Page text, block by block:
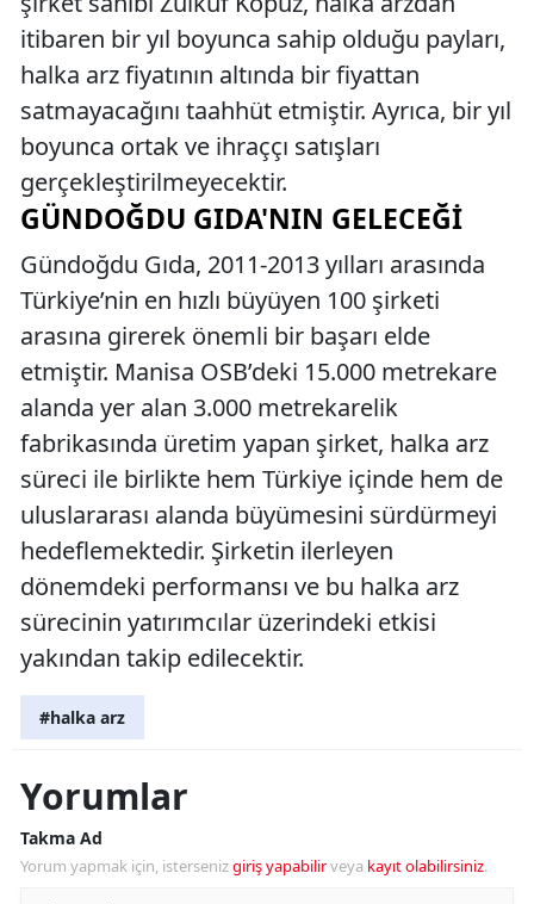
itibaren bir yıl boyunca sahip olduğu payları,
halka arz fiyatının altında bir fiyattan
satmayacağını taahhüt etmiştir. Ayrıca, bir yıl
boyunca ortak ve ihraççı satışları
gerçekleştirilmeyecektir.
GÜNDOĞDU GIDA'NIN GELECEĞI
Gündoğdu Gıda, 2011-2013 yılları arasında
Türkiye’nin en hızlı büyüyen 100 şirketi
arasına girerek önemli bir başarı elde
etmiştir. Manisa OSB’deki 15.000 metrekare
alanda yer alan 3.000 metrekarelik
fabrikasında üretim yapan şirket, halka arz
süreci ile birlikte hem Türkiye içinde hem de
uluslararası alanda büyümesini sürdürmeyi
hedeflemektedir. Şirketin ilerleyen
dönemdeki performansı ve bu halka arz
sürecinin yatırımcılar üzerindeki etkisi
yakından takip edilecektir.
#halka arz
Yorumlar
Takma Ad
Yorum yapmak için, istersenizgiriş yapabilirveya kayıt olabilirsiniz.